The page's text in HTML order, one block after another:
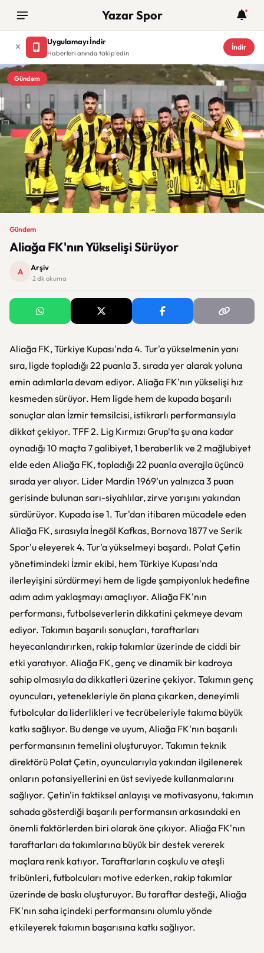
Yazar Spor
Uygulamayı İndir
Haberleri anında takip edin
İndir
Gündem
Gündem
Aliağa FK'nın Yükselişi Sürüyor
A Arşiv
· 2 dk okuma
Aliağa FK, Türkiye Kupası'nda 4. Tur'a yükselmenin yanı
sıra, ligde topladığı 22 puanla 3. sırada yer alarak yoluna
emin adımlarla devam ediyor. Aliağa FK'nın yükselişi hız
kesmeden sürüyor. Hem ligde hem de kupada başarılı
sonuçlar alan İzmir temsilcisi, istikrarlı performansıyla
dikkat çekiyor. TFF 2. Lig Kırmızı Grup'ta şu ana kadar
oynadığı 10 maçta 7 galibiyet, 1 beraberlik ve 2 mağlubiyet
elde eden Aliağa FK, topladığı 22 puanla averajla üçüncü
sırada yer alıyor. Lider Mardin 1969'un yalnızca 3 puan
gerisinde bulunan sarı-siyahlılar, zirve yarışını yakından
sürdürüyor. Kupada ise 1. Tur'dan itibaren mücadele eden
Aliağa FK, sırasıyla İnegöl Kafkas, Bornova 1877 ve Serik
Spor'u eleyerek 4. Tur'a yükselmeyi başardı. Polat Çetin
yönetimindeki İzmir ekibi, hem Türkiye Kupası'nda
ilerleyişini sürdürmeyi hem de ligde şampiyonluk hedefine
adım adım yaklaşmayı amaçlıyor. Aliağa FK'nın
performansı, futbolseverlerin dikkatini çekmeye devam
ediyor. Takımın başarılı sonuçları, taraftarları
heyecanlandırırken, rakip takımlar üzerinde de ciddi bir
etki yaratıyor. Aliağa FK, genç ve dinamik bir kadroya
sahip olmasıyla da dikkatleri üzerine çekiyor. Takımın genç
oyuncuları, yetenekleriyle ön plana çıkarken, deneyimli
futbolcular da liderlikleri ve tecrübeleriyle takıma büyük
katkı sağlıyor. Bu denge ve uyum, Aliağa FK'nın başarılı
performansının temelini oluşturuyor. Takımın teknik
direktörü Polat Çetin, oyuncularıyla yakından ilgilenerek
onların potansiyellerini en üst seviyede kullanmalarını
sağlıyor. Çetin'in taktiksel anlayışı ve motivasyonu, takımın
sahada gösterdiği başarılı performansın arkasındaki en
önemli faktörlerden biri olarak öne çıkıyor. Aliağa FK'nın
taraftarları da takımlarına büyük bir destek vererek
maçlara renk katıyor. Taraftarların coşkulu ve ateşli
tribünleri, futbolcuları motive ederken, rakip takımlar
üzerinde de baskı oluşturuyor. Bu taraftar desteği, Aliağa
FK'nın saha içindeki performansını olumlu yönde
etkileyerek takımın başarısına katkı sağlıyor.